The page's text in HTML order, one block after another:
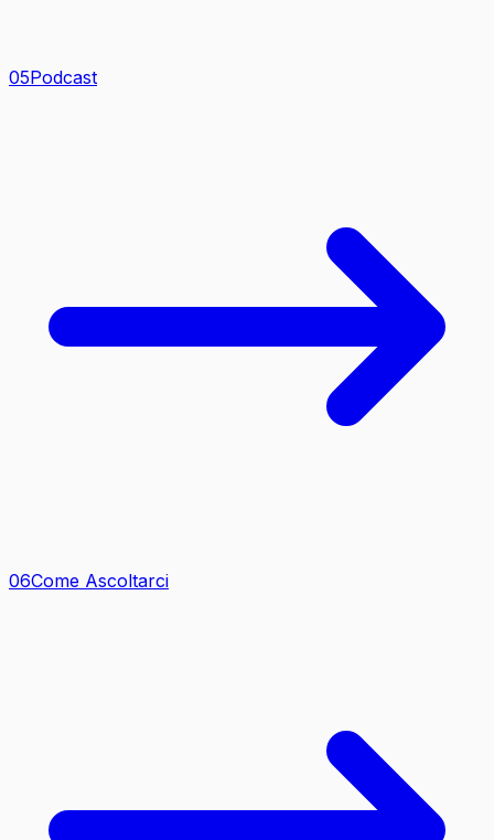
05Podcast
06Come Ascoltarci